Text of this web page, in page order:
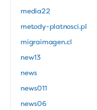
media22
metody-platnosci.pl
migraimagen.cl
new13
news
news011
news06